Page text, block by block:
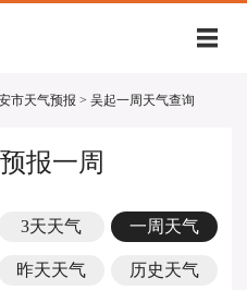
市天气预报 > 吴起一周天气查询
报一周
3天天气 一周天气
昨天天气 历史天气